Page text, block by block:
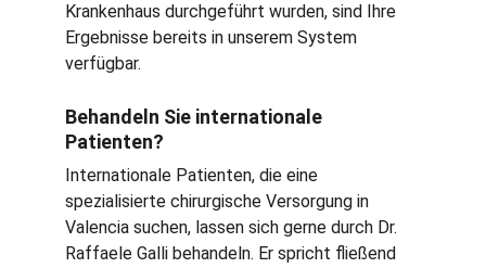
Krankenhaus durchgeführt wurden, sind Ihre
Ergebnisse bereits in unserem System
verfügbar.
Behandeln Sie internationale
Patienten?
Internationale Patienten, die eine
spezialisierte chirurgische Versorgung in
Valencia suchen, lassen sich gerne durch Dr.
Raffaele Galli behandeln. Er spricht fließend